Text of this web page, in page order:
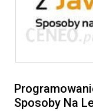
Sposoby Na